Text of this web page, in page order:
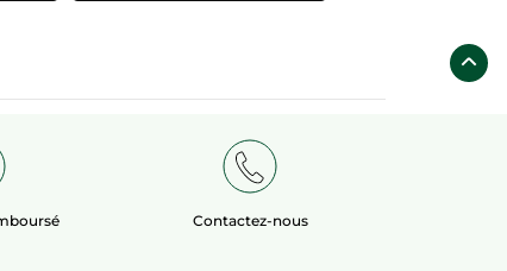
Contactez-nous